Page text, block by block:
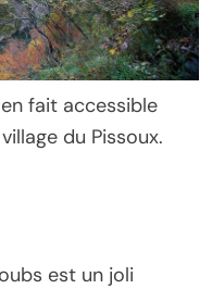
fait accessible
du Pissoux.
est un joli